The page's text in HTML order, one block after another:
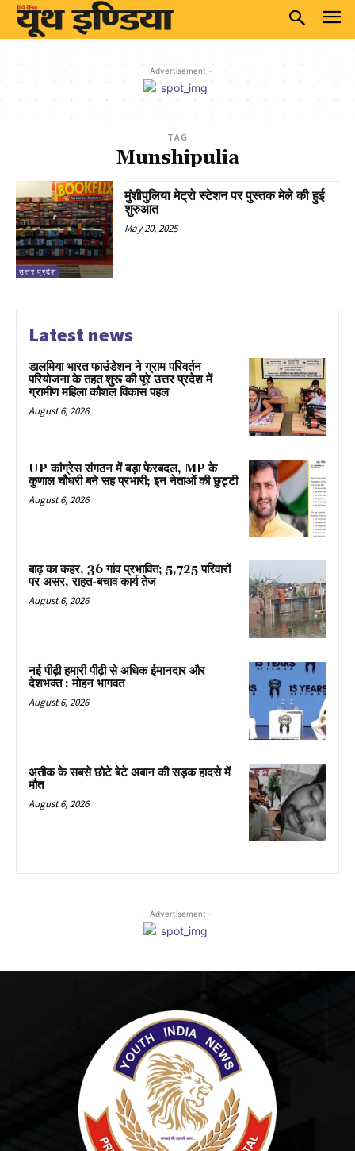
- Advertisement -
TAG
Munshipulia
उत्तर प्रदेश
मुंशीपुलिया मेट्रो स्टेशन पर पुस्तक मेले की हुई
शुरुआत
May 20, 2025
Latest news
डालमिया भारत फाउंडेशन ने ग्राम परिवर्तन
परियोजना के तहत शुरू की पूरे उत्तर प्रदेश में
ग्रामीण महिला कौशल विकास पहल
August 6, 2026
UP कांग्रेस संगठन में बड़ा फेरबदल, MP के
कुणाल चौधरी बने सह प्रभारी; इन नेताओं की छुट्टी
August 6, 2026
बाढ़ का कहर, 36 गांव प्रभावित; 5,725 परिवारों
पर असर, राहत-बचाव कार्य तेज
August 6, 2026
नई पीढ़ी हमारी पीढ़ी से अधिक ईमानदार और
देशभक्त : मोहन भागवत
August 6, 2026
अतीक के सबसे छोटे बेटे अबान की सड़क हादसे में
मौत
August 6, 2026
- Advertisement -